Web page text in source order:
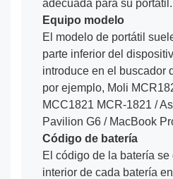
adecuada para su portátil.
Equipo modelo
El modelo de portátil
parte inferior del
introduce en el buscador
por ejemplo, Moli
MCC1821 MCR-1821 /
Pavilion G6 / MacBook
Código de batería
El código de la batería se
interior de cada batería